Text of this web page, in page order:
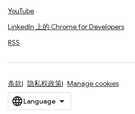
YouTube
LinkedIn 上的 Chrome for Developers
RSS
条款 隐私权政策 Manage cookies